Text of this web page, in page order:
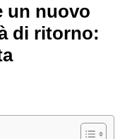
un nuovo
di ritorno: